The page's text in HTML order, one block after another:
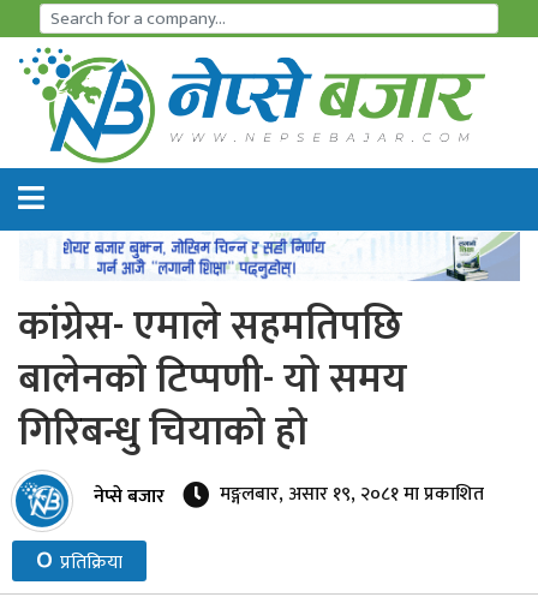
समाचार
अर्थतन्त्र
शेयर
बजार
आइ
पि
ओ
हाइड्रो
पावर
नेप्से
कांग्रेस- एमाले सहमतिपछि
बालेनको टिप्पणी- यो समय
गिरिबन्धु चियाको हो
नेप्से बजार मङ्गलबार, असार १९, २०८१ मा प्रकाशित
० प्रतिक्रिया